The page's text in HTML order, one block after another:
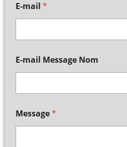
E-mail *
E-mail Message Nom
Message*